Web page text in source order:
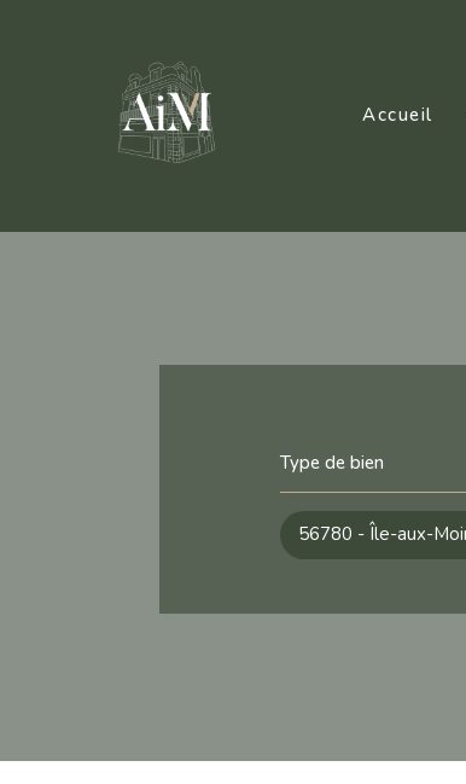
Accueil
Type de bien
56780 - Île-aux-